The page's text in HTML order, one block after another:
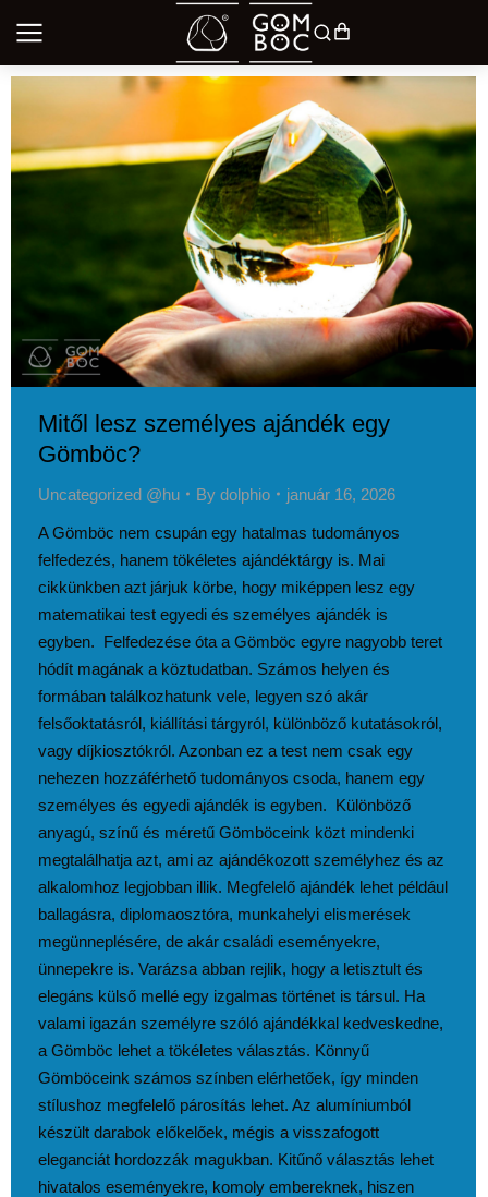
Mitől lesz személyes ajándék egy
Gömböc?
Uncategorized @hu By dolphio január 16, 2026
A Gömböc nem csupán egy hatalmas tudományos
felfedezés, hanem tökéletes ajándéktárgy is. Mai
cikkünkben azt járjuk körbe, hogy miképpen lesz egy
matematikai test egyedi és személyes ajándék is
egyben. Felfedezése óta a Gömböc egyre nagyobb teret
hódít magának a köztudatban. Számos helyen és
formában találkozhatunk vele, legyen szó akár
felsőoktatásról, kiállítási tárgyról, különböző kutatásokról,
vagy díjkiosztókról. Azonban ez a test nem csak egy
nehezen hozzáférhető tudományos csoda, hanem egy
személyes és egyedi ajándék is egyben. Különböző
anyagú, színű és méretű Gömböceink közt mindenki
megtalálhatja azt, ami az ajándékozott személyhez és az
alkalomhoz legjobban illik. Megfelelő ajándék lehet például
ballagásra, diplomaosztóra, munkahelyi elismerések
megünneplésére, de akár családi eseményekre,
ünnepekre is. Varázsa abban rejlik, hogy a letisztult és
elegáns külső mellé egy izgalmas történet is társul. Ha
valami igazán személyre szóló ajándékkal kedveskedne,
a Gömböc lehet a tökéletes választás. Könnyű
Gömböceink számos színben elérhetőek, így minden
stílushoz megfelelő párosítás lehet. Az alumíniumból
készült darabok előkelőek, mégis a visszafogott
eleganciát hordozzák magukban. Kitűnő választás lehet
hivatalos eseményekre, komoly embereknek, hiszen